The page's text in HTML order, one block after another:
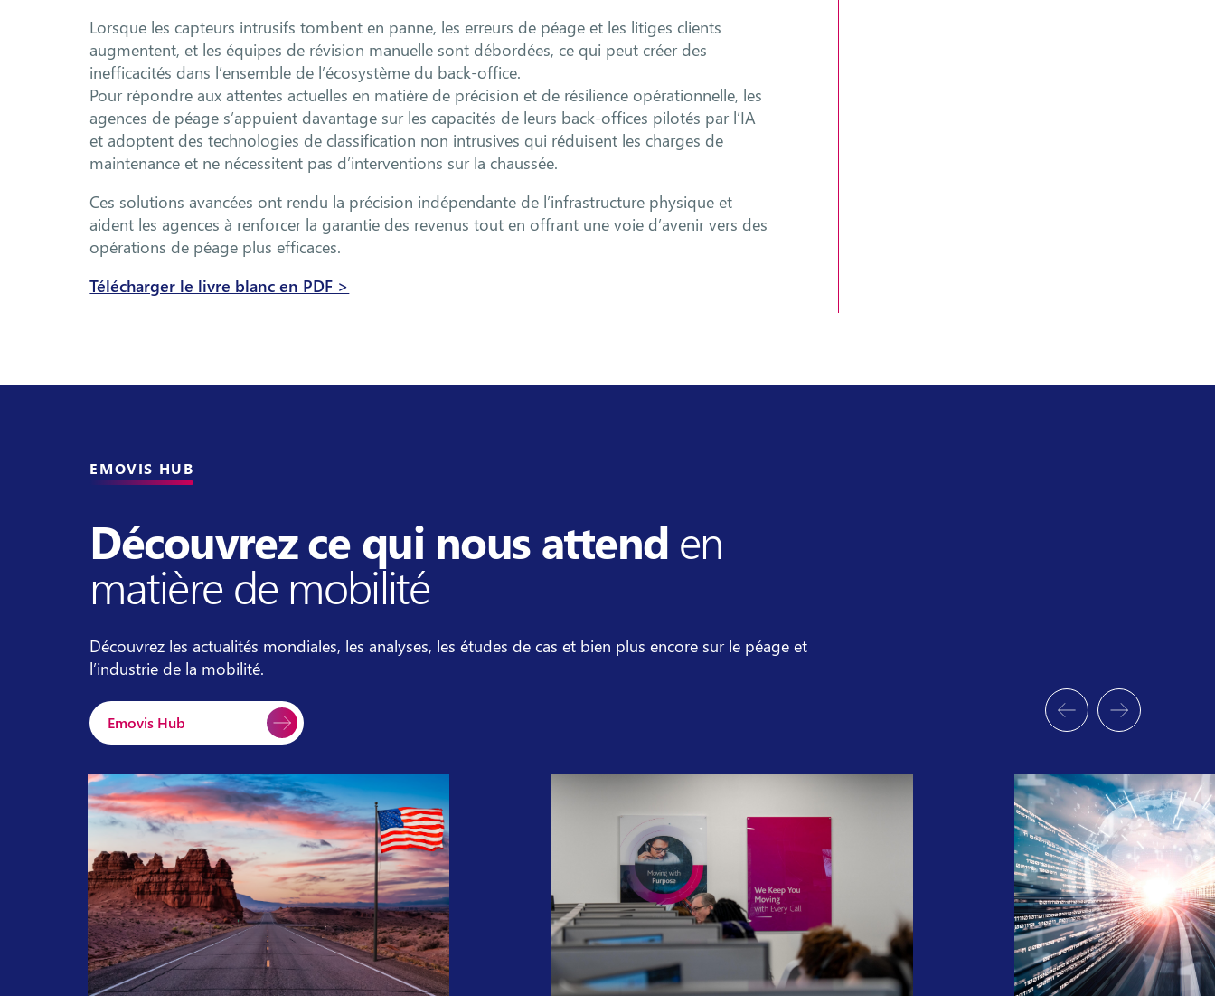
Lorsque les capteurs intrusifs tombent en panne, les erreurs de péage et les litiges clients
augmentent, et les équipes de révision manuelle sont débordées, ce qui peut créer des
inefficacités dans l’ensemble de l’écosystème du back-office.
Pour répondre aux attentes actuelles en matière de précision et de résilience opérationnelle, les
agences de péage s’appuient davantage sur les capacités de leurs back-offices pilotés par l’IA
et adoptent des technologies de classification non intrusives qui réduisent les charges de
maintenance et ne nécessitent pas d’interventions sur la chaussée.
Ces solutions avancées ont rendu la précision indépendante de l’infrastructure physique et
aident les agences à renforcer la garantie des revenus tout en offrant une voie d’avenir vers des
opérations de péage plus efficaces.
Télécharger le livre blanc en PDF >
EMOVIS HUB
Découvrez ce qui nous attend en
matière de mobilité
Découvrez les actualités mondiales, les analyses, les études de cas et bien plus encore sur le péage et
l’industrie de la mobilité.
Emovis Hub